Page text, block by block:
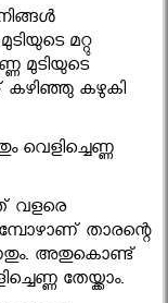
മറ്റു
മുടിയുടെ
കഴിഞ്ഞു കഴുകി
വെളിച്ചെണ്ണ
വളരെ
താരന്റെ
അതുകൊണ്ട്
തേയ്ക്കാം.